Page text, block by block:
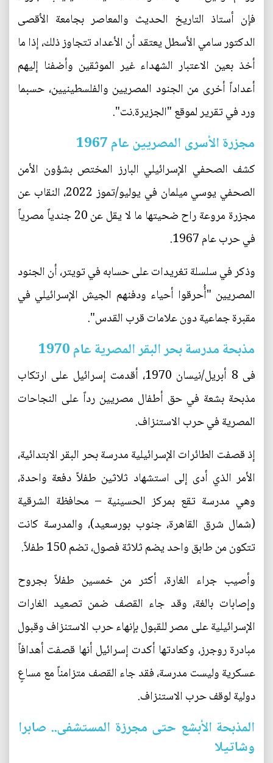
فإن أستاذ التاريخ الحديث والمعاصر بجامعة الأقصى
الدكتور سامي الأسطل يعتقد أن الأعداد تتجاوز ذلك، إذا ما
أخذ بعين الاعتبار الشهداء غير الموثقين وأضفنا إليهم
أعداداً أخرى من الجنود المصريين والفلسطينيين، حسبما
ورد في تقرير لموقع "الجزيرة.نت".
مجزرة الأسرى المصريين عام 1967
كشف الصحفي الإسرائيلي البارز المختص بشؤون الأمن
الصحفي يوسي ميلمان في يوليو/تموز 2022، النقاب عن
مجزرة مروعة راح ضحيتها ما لا يقل عن 20 جندياً مصرياً
في حرب عام 1967.
وذكر في سلسلة تغريدات على حسابه في تويتر، أن الجنود
المصريين "أُحرقوا أحياء ودفنهم الجيش الإسرائيلي في
مقبرة جماعية دون علامات قرب القدس".
مذبحة مدرسة بحر البقر المصرية عام 1970
فى 8 أبريل/نيسان 1970، أقدمت إسرائيل على ارتكاب
مذبحة بشعة في حق أطفال مصريين رداً على النجاحات
المصرية في حرب الاستنزاف.
إذ قصفت الطائرات الإسرائيلية مدرسة بحر البقر الابتدائية،
الأمر الذي أدى إلى استشهاد ثلاثين طفلاً دفعة واحدة،
وهي مدرسة تقع بمركز الحسينية – محافظة الشرقية
(شمال شرق القاهرة، جنوب بورسعيد)، والمدرسة كانت
تتكون من طابق واحد يضم ثلاثة‏ فصول، تضم ‏150‏ طفلا‏ً.
وأصيب جراء الغارة، أكثر من خمسين طفلاً بجروح
وإصابات بالغة، وقد جاء القصف ضمن تصعيد الغارات
الإسرائيلية على مصر للقبول بإنهاء حرب الاستنزاف وقبول
مبادرة روجرز، وكعادتها أكدت إسرائيل أنها قصفت أهدافاً
عسكرية وليست مدرسة، فقد جاء القصف متزامناً مع مساعٍ
دولية لوقف حرب الاستنزاف.
المذبحة الأبشع حتى مجرزة المستشفى.. صابرا
وشاتيلا